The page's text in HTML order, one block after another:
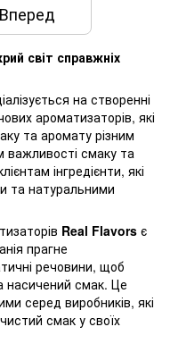
Вперед
світ справжніх
на створенні
ароматизаторів, які
та аромату різним
важливості смаку та
інгредієнти, які
та натуральними
Real Flavors є
прагне
речовини, щоб
насичений смак. Це
серед виробників, які
смак у своїх